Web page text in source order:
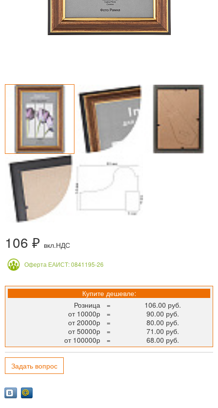
106 ₽ вкл.НДС
Оферта ЕАИСТ: 0841195-26
Купите дешевле:
Розница
=
106.00 руб.
от 10000р
=
90.00 руб.
от 20000р
=
80.00 руб.
от 50000р
=
71.00 руб.
от 100000р
= 68.00 руб.
Задать вопрос